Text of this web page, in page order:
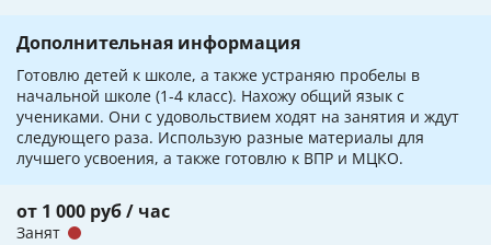
Дополнительная информация
Готовлю детей к школе, а также устраняю пробелы в
начальной школе (1-4 класс). Нахожу общий язык с
учениками. Они с удовольствием ходят на занятия и ждут
следующего раза. Использую разные материалы для
лучшего усвоения, а также готовлю к ВПР и МЦКО.
от 1 000 руб / час
Занят